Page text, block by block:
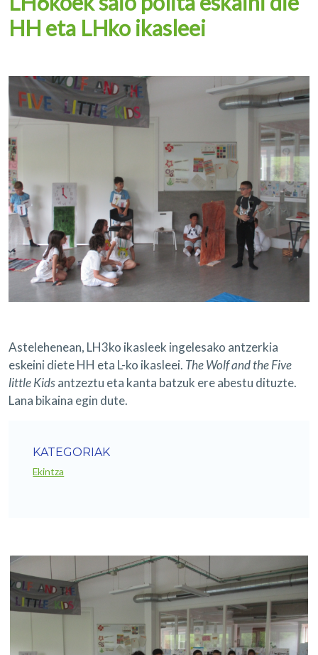
HH eta LHko ikasleei
Astelehenean, LH3ko ikasleek ingelesako antzerkia
eskeini diete HH eta L-ko ikasleei. The Wolf and the Five
little Kidsantzeztu eta kanta batzuk ere abestu dituzte.
Lana bikaina egin dute.
KATEGORIAK
Ekintza